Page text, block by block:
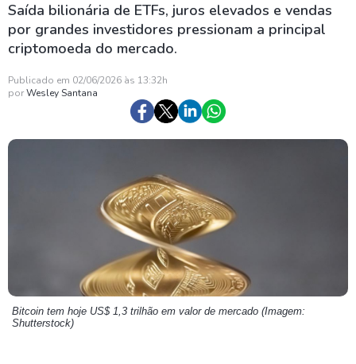
Saída bilionária de ETFs, juros elevados e vendas
por grandes investidores pressionam a principal
criptomoeda do mercado.
Publicado em 02/06/2026 às 13:32h
porWesley Santana
Bitcoin tem hoje US$ 1,3 trilhão em valor de mercado (Imagem:
Shutterstock)